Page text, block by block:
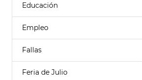
Educación
Empleo
Fallas
Feria de Julio